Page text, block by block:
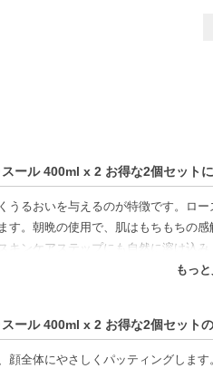
ール 400ml x 2 お得な2個セット
うるおいを与えるのが特徴です。ロ
す。朝晩の使用で、肌はもちもちの
キンケアステップにも自然に溶け込
毎日の習慣にこのトナーを取り入れ
質に適応し、柔らかな印象を与えま
、肌に優しく安心して使用可能です。
もっ
ール 400ml x 2 お得な2個セット
顔全体にやさしくパッティングします